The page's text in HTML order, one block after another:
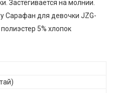
Застёгивается на молнии.
Сарафан для девочки JZG-
5% хлопок